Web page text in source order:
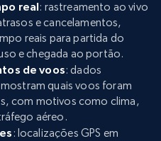
real: rastreamento ao vivo
e cancelamentos,
reais para partida do
e chegada ao portão.
de voos: dados
quais voos foram
com motivos como clima,
aéreo.
: localizações GPS em